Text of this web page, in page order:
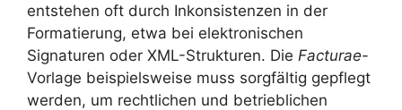
entstehen oft durch Inkonsistenzen in der
Formatierung, etwa bei elektronischen
Signaturen oder XML-Strukturen. Die Facturae-
Vorlage beispielsweise muss sorgfältig gepflegt
werden, um rechtlichen und betrieblichen